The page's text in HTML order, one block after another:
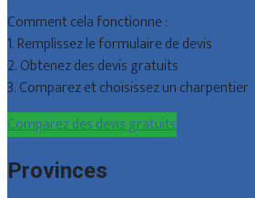
Comment cela fonctionne :
1. Remplissez le formulaire de devis
2. Obtenez des devis gratuits
3. Comparez et choisissez un charpentier
Comparez des devis gratuits
Provinces